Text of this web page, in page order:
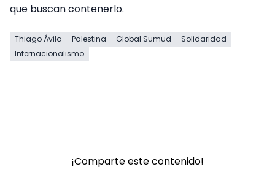
que buscan contenerlo.
Thiago Ávila Palestina Global Sumud
Solidaridad
Internacionalismo
¡Comparte este contenido!